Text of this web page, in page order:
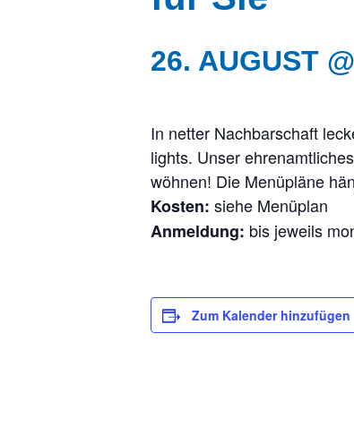
26. AUGUST
In netter Nachbarschaft
lights. Unser
wöhnen! Die Menüpläne
Kosten: siehe Menüplan
Anmeldung: bis jeweils
Zum Kalender hinzufügen